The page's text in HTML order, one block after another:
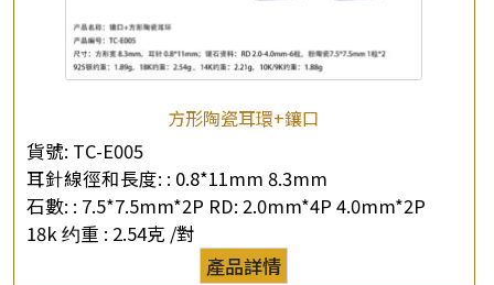
方形陶瓷耳環+鑲口
貨號: TC-E005
耳針線徑和長度: : 0.8*11mm 8.3mm
石數: : 7.5*7.5mm*2P RD: 2.0mm*4P 4.0mm*2P
18k 约重 : 2.54克 /對
產品詳情